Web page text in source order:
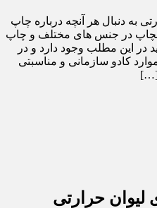
به دنبال هر آنچه درباره چاپ
در جنس های مختلف و چاپ
این مطلب وجود دارد و در
کادو سازمانی و مناسبتی
[…]
حرارتی